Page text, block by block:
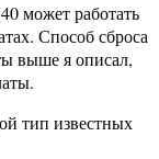
может работать
Способ сброса
выше я описал,
тип известных